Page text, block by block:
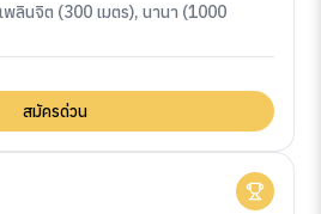
พลินจิต (300 เมตร), นานา (1000
สมัครด่วน